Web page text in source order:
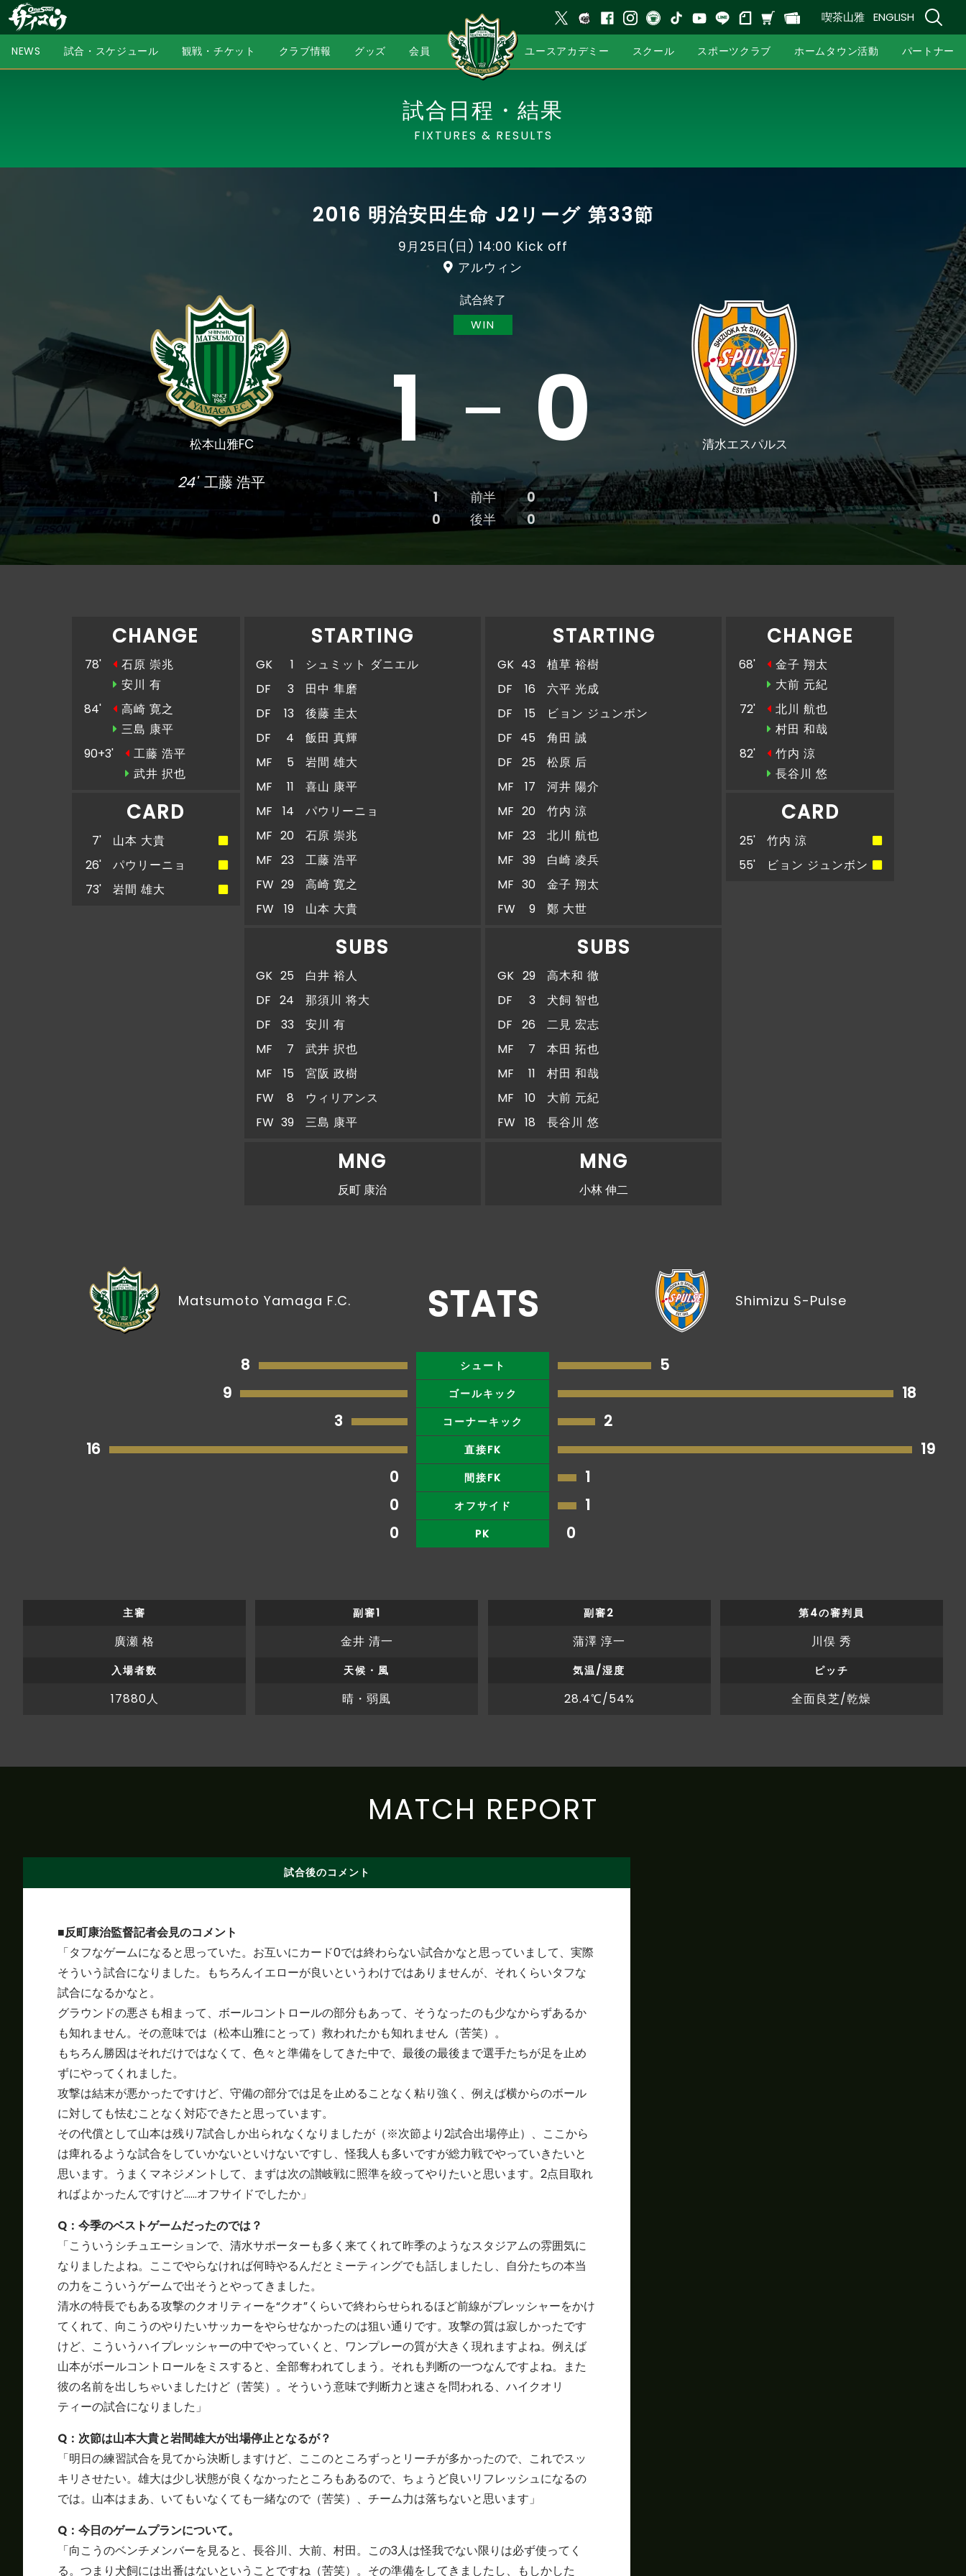
喫茶山雅 ENGLISH
NEWS 試合・スケジュール 観戦・チケット クラブ情報 グッズ 会員 ユースアカデミー スクール スポーツクラブ ホームタウン活動 パートナー
試合日程・結果
FIXTURES & RESULTS
2016 明治安田生命 J2リーグ 第33節
9月25日(日) 14:00 Kick off
アルウィン
松本山雅FC
24' 工藤 浩平
試合終了
WIN
1 0
1 前半
0
0
後半 0
清水エスパルス
STARTING
GK 1
シュミット ダニエル
DF
3
田中 隼磨
DF
13
後藤 圭太
DF
4
飯田 真輝
MF
5
岩間 雄大
MF
11
喜山 康平
MF
14
パウリーニョ
MF 20
石原 崇兆
MF 23
工藤 浩平
FW 29
高崎 寛之
FW
19 山本 大貴
SUBS
GK 25
白井 裕人
DF 24
那須川 将大
DF
33
安川 有
MF
7
武井 択也
MF
15
宮阪 政樹
FW
8
ウィリアンス
FW 39 三島 康平
MNG
反町 康治
CHANGE
78'
石原 崇兆
安川 有
84'
高崎 寛之
三島 康平
90+3'
工藤 浩平
武井 択也
CARD
7'
山本 大貴
26'
パウリーニョ
73'
岩間 雄大
STARTING
GK 43
植草 裕樹
DF
16
六平 光成
DF
15
ビョン ジュンボン
DF 45
角田 誠
DF
25
松原 后
MF
17
河井 陽介
MF 20
竹内 涼
MF 23
北川 航也
MF 39
白崎 凌兵
MF 30
金子 翔太
FW
9 鄭 大世
SUBS
GK 29
高木和 徹
DF
3
犬飼 智也
DF
26
二見 宏志
MF
7
本田 拓也
MF
11
村田 和哉
MF
10
大前 元紀
FW
18 長谷川 悠
MNG
小林 伸二
CHANGE
68'
金子 翔太
大前 元紀
72'
北川 航也
村田 和哉
82'
竹内 涼
長谷川 悠
CARD
25'
竹内 涼
55'
ビョン ジュンボン
Matsumoto Yamaga F.C. STATS Shimizu S-Pulse
8 シュート
5
9
ゴールキック
18
3
コーナーキック
2
16
直接FK
19
0
間接FK
1
0
オフサイド
1
0
PK 0
主審
廣瀬 格
副審1
金井 清一
副審2
蒲澤 淳一
第4の審判員
川俣 秀
入場者数
17880人
天候・風
晴・弱風
気温/湿度
28.4℃/54%
ピッチ
全面良芝/乾燥
MATCH REPORT
試合後のコメント
■反町康治監督記者会見のコメント
「タフなゲームになると思っていた。お互いにカード0では終わらない試合かなと思っていまして、実際
そういう試合になりました。もちろんイエローが良いというわけではありませんが、それくらいタフな
試合になるかなと。
グラウンドの悪さも相まって、ボールコントロールの部分もあって、そうなったのも少なからずあるか
も知れません。その意味では（松本山雅にとって）救われたかも知れません（苦笑）。
もちろん勝因はそれだけではなくて、色々と準備をしてきた中で、最後の最後まで選手たちが足を止め
ずにやってくれました。
攻撃は結末が悪かったですけど、守備の部分では足を止めることなく粘り強く、例えば横からのボール
に対しても怯むことなく対応できたと思っています。
その代償として山本は残り7試合しか出られなくなりましたが（※次節より2試合出場停止）、ここから
は痺れるような試合をしていかないといけないですし、怪我人も多いですが総力戦でやっていきたいと
思います。うまくマネジメントして、まずは次の讃岐戦に照準を絞ってやりたいと思います。2点目取れ
ればよかったんですけど……オフサイドでしたか」
Q：今季のベストゲームだったのでは？
「こういうシチュエーションで、清水サポーターも多く来てくれて昨季のようなスタジアムの雰囲気に
なりましたよね。ここでやらなければ何時やるんだとミーティングでも話しましたし、自分たちの本当
の力をこういうゲームで出そうとやってきました。
清水の特長でもある攻撃のクオリティーを“クオ”くらいで終わらせられるほど前線がプレッシャーをかけ
てくれて、向こうのやりたいサッカーをやらせなかったのは狙い通りです。攻撃の質は寂しかったです
けど、こういうハイプレッシャーの中でやっていくと、ワンプレーの質が大きく現れますよね。例えば
山本がボールコントロールをミスすると、全部奪われてしまう。それも判断の一つなんですよね。また
彼の名前を出しちゃいましたけど（苦笑）。そういう意味で判断力と速さを問われる、ハイクオリ
ティーの試合になりました」
Q：次節は山本大貴と岩間雄大が出場停止となるが？
「明日の練習試合を見てから決断しますけど、ここのところずっとリーチが多かったので、これでスッ
キリさせたい。雄大は少し状態が良くなかったところもあるので、ちょうど良いリフレッシュになるの
では。山本はまあ、いてもいなくても一緒なので（苦笑）、チーム力は落ちないと思います」
Q：今日のゲームプランについて。
「向こうのベンチメンバーを見ると、長谷川、大前、村田。この3人は怪我でない限りは必ず使ってく
る。つまり犬飼には出番はないということですね（苦笑）。その準備をしてきましたし、もしかした